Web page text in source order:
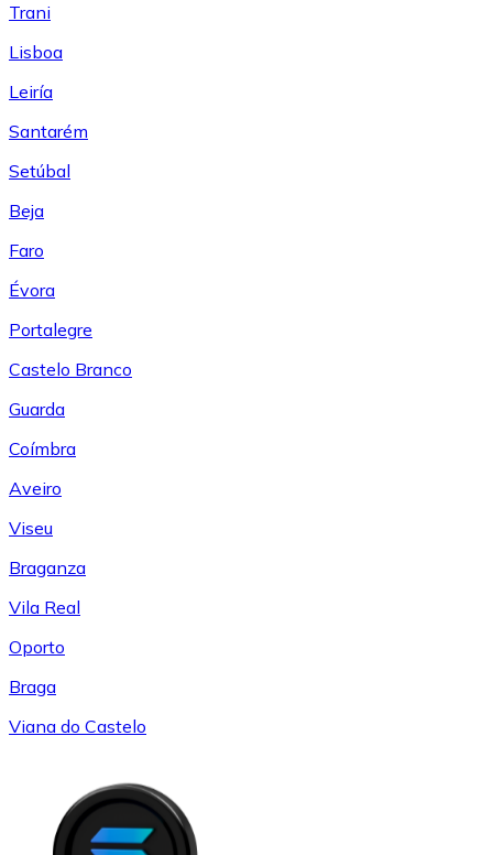
Trani
Lisboa
Leiría
Santarém
Setúbal
Beja
Faro
Évora
Portalegre
Castelo Branco
Guarda
Coímbra
Aveiro
Viseu
Braganza
Vila Real
Oporto
Braga
Viana do Castelo